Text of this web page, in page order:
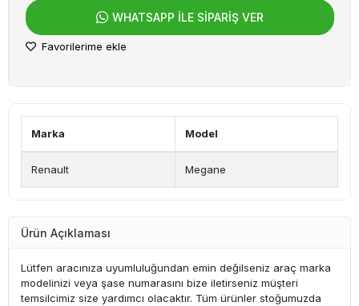
WHATSAPP İLE SİPARİŞ VER
Favorilerime ekle
Marka Model
Renault Megane
Ürün Açıklaması
Lütfen aracınıza uyumluluğundan emin değilseniz araç marka
modelinizi veya şase numarasını bize iletirseniz müşteri
temsilcimiz size yardımcı olacaktır. Tüm ürünler stoğumuzda